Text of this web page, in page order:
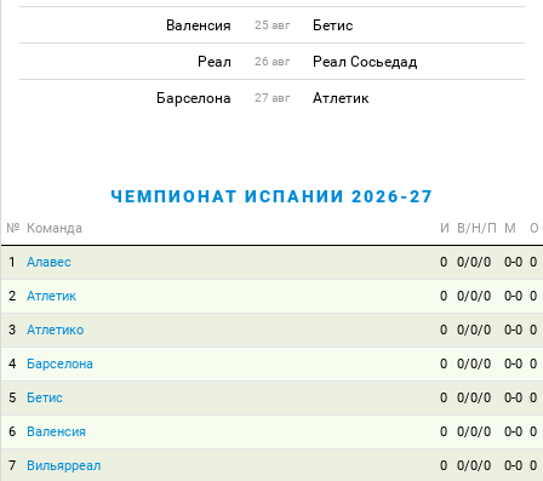
Валенсия 25 авг Бетис
Реал 26 авг Реал Сосьедад
Барселона 27 авг Атлетик
ЧЕМПИОНАТ ИСПАНИИ 2026-27
№ Команда И В/Н/П М О
1 Алавес 0 0/0/0 0-0 0
2 Атлетик 0 0/0/0 0-0 0
3 Атлетико 0 0/0/0 0-0 0
4 Барселона 0 0/0/0 0-0 0
5 Бетис 0 0/0/0 0-0 0
6 Валенсия 0 0/0/0 0-0 0
7 Вильярреал 0 0/0/0 0-0 0